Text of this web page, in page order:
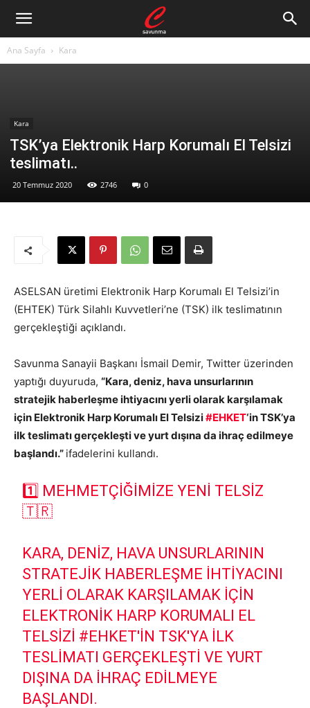
Ana Sayfa Kara
Kara
TSK’ya Elektronik Harp Korumalı El Telsizi
teslimatı..
20 Temmuz 2020 2746 0
ASELSAN üretimi Elektronik Harp Korumalı El Telsizi’in
(EHTEK) Türk Silahlı Kuvvetleri’ne (TSK) ilk teslimatının
gerçekleştiği açıklandı.
Savunma Sanayii Başkanı İsmail Demir, Twitter üzerinden
yaptığı duyuruda, “Kara, deniz, hava unsurlarının
stratejik haberleşme ihtiyacını yerli olarak karşılamak
için Elektronik Harp Korumalı El Telsizi#EHKET‘in TSK’ya
ilk teslimatı gerçekleşti ve yurt dışına da ihraç edilmeye
başlandı.” ifadelerini kullandı.
1️⃣ MEHMETÇIĞIMIZE YENI TELSIZ
🇹🇷
KARA, DENIZ, HAVA UNSURLARININ
STRATEJIK HABERLEŞME IHTIYACINI
YERLI OLARAK KARŞILAMAK IÇIN
ELEKTRONIK HARP KORUMALI EL
TELSIZI #EHKET'IN TSK'YA ILK
TESLIMATI GERÇEKLEŞTI VE YURT
DIŞINA DA IHRAÇ EDILMEYE
BAŞLANDI.